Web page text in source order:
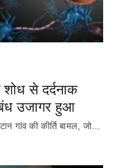
शोध से दर्दनाक
उजागर हुआ
गांव की कीर्ति बामल, जो…